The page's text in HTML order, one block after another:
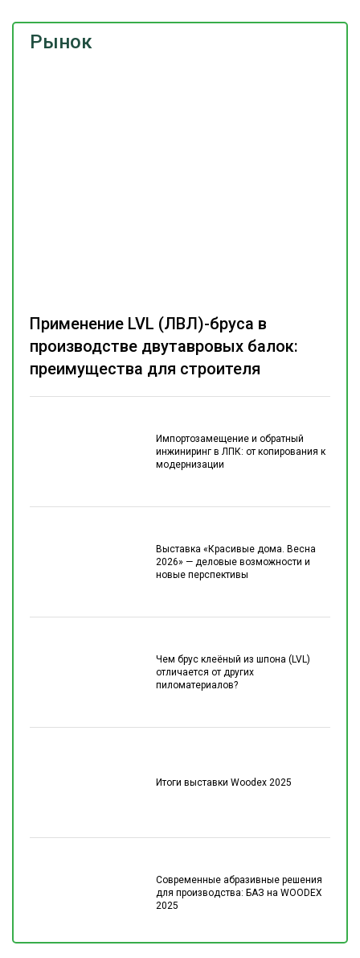
Рынок
Импортозамещение и обратный
инжиниринг в ЛПК: от копирования к
модернизации
Выставка «Красивые дома. Весна
2026» — деловые возможности и
новые перспективы
Чем брус клеёный из шпона (LVL)
отличается от других
пиломатериалов?
Итоги выставки Woodex 2025
Современные абразивные решения
для производства: БАЗ на WOODEX
2025
Применение LVL (ЛВЛ)-бруса в
производстве двутавровых балок:
преимущества для строителя